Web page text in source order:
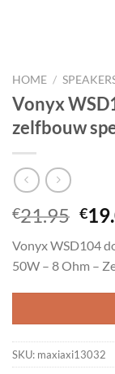
HOME /
Vonyx
zelfbouw
€21.95 €
Vonyx WSD104
50W – 8 Ohm –
SKU: maxiaxi13032